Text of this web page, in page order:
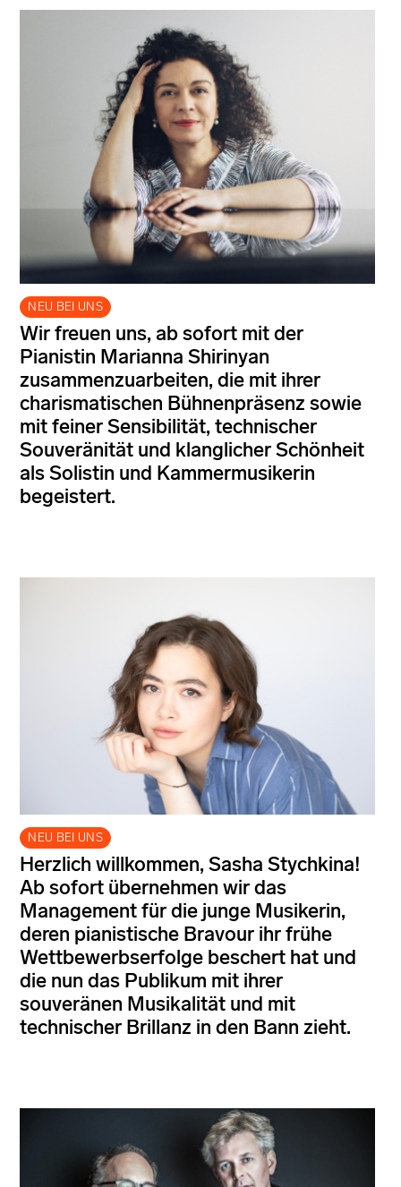
NEU BEI UNS
Wir freuen uns, ab sofort mit der
Pianistin Marianna Shirinyan
zusammenzuarbeiten, die mit ihrer
charismatischen Bühnenpräsenz sowie
mit feiner Sensibilität, technischer
Souveränität und klanglicher Schönheit
als Solistin und Kammermusikerin
begeistert.
NEU BEI UNS
Herzlich willkommen, Sasha Stychkina!
Ab sofort übernehmen wir das
Management für die junge Musikerin,
deren pianistische Bravour ihr frühe
Wettbewerbserfolge beschert hat und
die nun das Publikum mit ihrer
souveränen Musikalität und mit
technischer Brillanz in den Bann zieht.